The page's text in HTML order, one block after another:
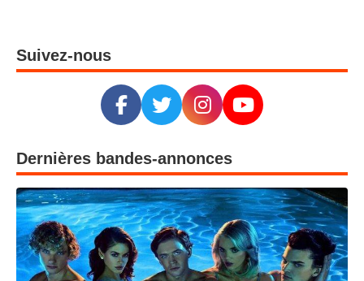
Suivez-nous
Dernières bandes-annonces